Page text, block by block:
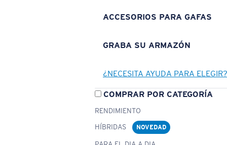
ACCESORIOS PARA GAFAS
GRABA SU ARMAZÓN
¿NECESITA AYUDA PARA ELEGIR?
COMPRAR POR CATEGORÍA
RENDIMIENTO
HÍBRIDAS
NOVEDAD